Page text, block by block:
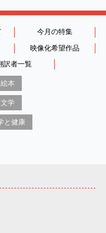
今月の特集
映像化希望作品
訳者一覧
本
学
と健康